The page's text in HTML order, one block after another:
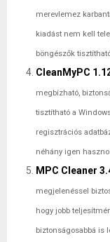
merevlemez
kiadást nem kell
böngészők
CleanMyPC
megbízható,
tisztítható a
regisztrációs
néhány igen
MPC Cleaner
megjelenéssel
hogy jobb
biztonságosabbá is